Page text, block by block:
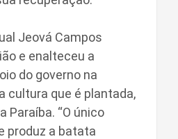
Jeová Campos
e enalteceu a
do governo na
cultura que é plantada,
Paraíba. “O único
produz a batata